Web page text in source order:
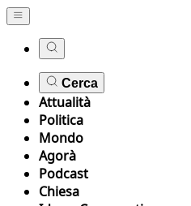
Cerca
Attualità
Politica
Mondo
Agorà
Podcast
Chiesa